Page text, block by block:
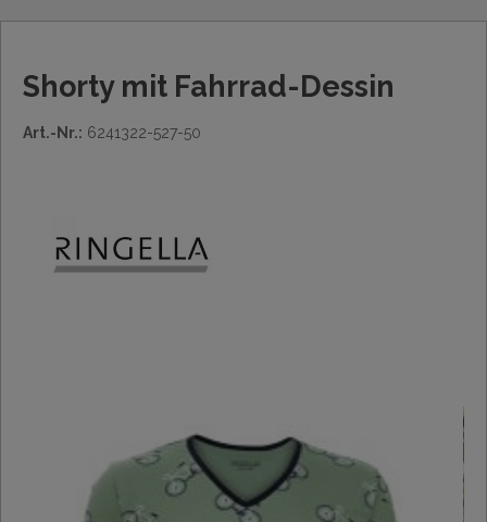
Shorty mit Fahrrad-Dessin
Art.-Nr.: 6241322-527-50